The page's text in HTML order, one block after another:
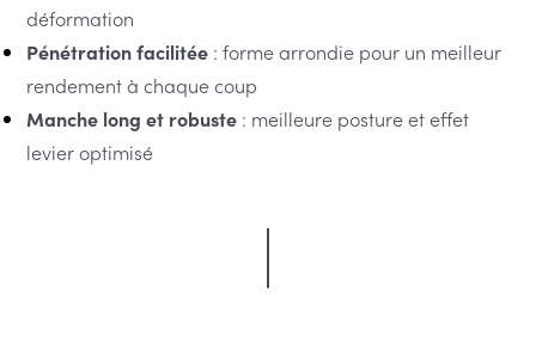
déformation
Pénétration facilitée : forme arrondie pour un meilleur
rendement à chaque coup
Manche long et robuste : meilleure posture et effet
levier optimisé